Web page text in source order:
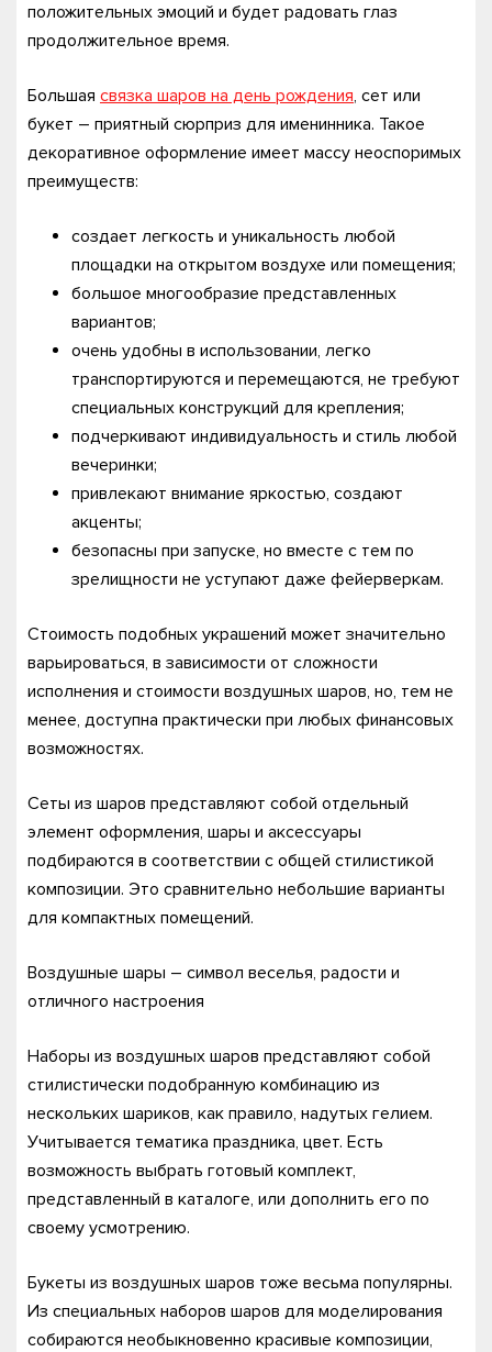
положительных эмоций и будет радовать глаз
продолжительное время.
Большая связка шаров на день рождения, сет или
букет – приятный сюрприз для именинника. Такое
декоративное оформление имеет массу неоспоримых
преимуществ:
создает легкость и уникальность любой
площадки на открытом воздухе или помещения;
большое многообразие представленных
вариантов;
очень удобны в использовании, легко
транспортируются и перемещаются, не требуют
специальных конструкций для крепления;
подчеркивают индивидуальность и стиль любой
вечеринки;
привлекают внимание яркостью, создают
акценты;
безопасны при запуске, но вместе с тем по
зрелищности не уступают даже фейерверкам.
Стоимость подобных украшений может значительно
варьироваться, в зависимости от сложности
исполнения и стоимости воздушных шаров, но, тем не
менее, доступна практически при любых финансовых
возможностях.
Сеты из шаров представляют собой отдельный
элемент оформления, шары и аксессуары
подбираются в соответствии с общей стилистикой
композиции. Это сравнительно небольшие варианты
для компактных помещений.
Воздушные шары – символ веселья, радости и
отличного настроения
Наборы из воздушных шаров представляют собой
стилистически подобранную комбинацию из
нескольких шариков, как правило, надутых гелием.
Учитывается тематика праздника, цвет. Есть
возможность выбрать готовый комплект,
представленный в каталоге, или дополнить его по
своему усмотрению.
Букеты из воздушных шаров тоже весьма популярны.
Из специальных наборов шаров для моделирования
собираются необыкновенно красивые композиции,